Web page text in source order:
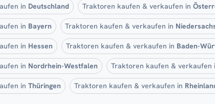
in Deutschland Traktoren kaufen & verkaufen in
in Bayern Traktoren kaufen & verkaufen in
in Hessen Traktoren kaufen & verkaufen in Baden-
in Nordrhein-Westfalen Traktoren kaufen & verkaufen
in Thüringen Traktoren kaufen & verkaufen in